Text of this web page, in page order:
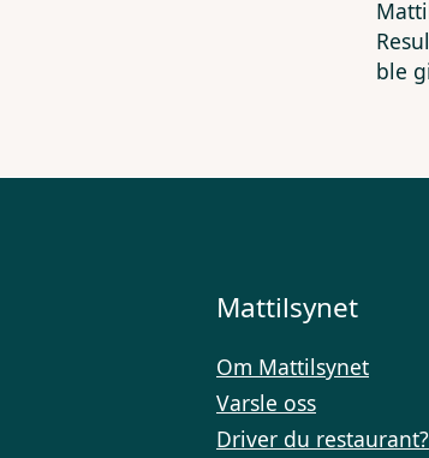
ble
Mattilsynet
Om Mattilsynet
Varsle oss
Driver du restaurant?